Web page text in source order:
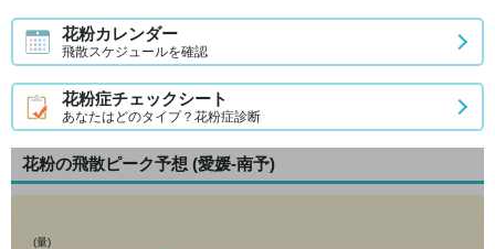
花粉カレンダー
飛散スケジュールを確認
花粉症チェックシート
あなたはどのタイプ？花粉症診断
花粉の飛散ピーク予想 (愛媛-南予)
(量)